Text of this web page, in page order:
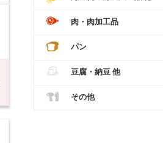
肉・肉加工品
パン
豆腐・納豆 他
その他